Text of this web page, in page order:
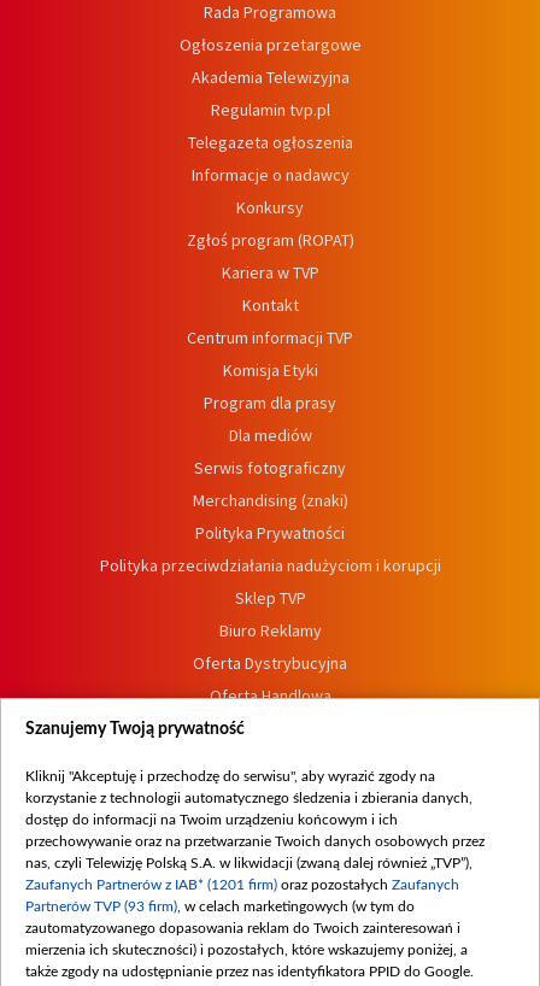
Rada Programowa
Ogłoszenia przetargowe
Akademia Telewizyjna
Regulamin tvp.pl
Telegazeta ogłoszenia
Informacje o nadawcy
Konkursy
Zgłoś program (ROPAT)
Kariera w TVP
Kontakt
Centrum informacji TVP
Komisja Etyki
Program dla prasy
Dla mediów
Serwis fotograficzny
Merchandising (znaki)
Polityka Prywatności
Polityka przeciwdziałania nadużyciom i korupcji
Sklep TVP
Biuro Reklamy
Oferta Dystrybucyjna
Oferta Handlowa
Dostępność
Procedura zgłoszeń wewnętrznych
Szanujemy Twoją prywatność
Kliknij "Akceptuję i przechodzę do serwisu", aby wyrazić zgody na
korzystanie z technologii automatycznego śledzenia i zbierania danych,
dostęp do informacji na Twoim urządzeniu końcowym i ich
przechowywanie oraz na przetwarzanie Twoich danych osobowych przez
nas, czyli Telewizję Polską S.A. w likwidacji (zwaną dalej również „TVP”),
Zaufanych Partnerów z IAB* (1201 firm) oraz pozostałych Zaufanych
Partnerów TVP (93 firm) , w celach marketingowych (w tym do
zautomatyzowanego dopasowania reklam do Twoich zainteresowań i
mierzenia ich skuteczności) i pozostałych, które wskazujemy poniżej, a
także zgody na udostępnianie przez nas identyfikatora PPID do Google.